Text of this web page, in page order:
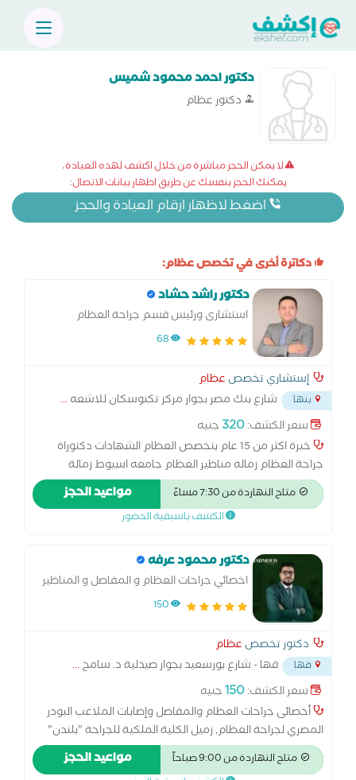
دكتور احمد محمود شميس
دكتور عظام
لا يمكن الحجز مباشرة من خلال اكشف لهذه العيادة،
يمكنك الحجز بنفسك عن طريق اظهار بيانات الاتصال:
اضغط لاظهار ارقام العيادة والحجز
دكاترة أخرى في تخصص عظام:
دكتور راشد حشاد
استشارى ورئيس قسم جراحة العظام
والمناظير والمفاصل
68
إستشاري تخصص عظام
بنها شارع بنك مصر بجوار مركز تكنوسكان للاشعه...
سعر الكشف:320 جنيه
خبرة اكثر من 15 عام بتخصص العظام الشهادات دكتوراة
جراحة العظام زماله مناظير العظام جامعه اسيوط زمالة
المناظير والمفاصل ريجنسيورج المانيا زماله جراحه عظام
الاطفال الهند زماله جراحه عظام الاطفال معهد شلل الاطفال
متاح النهاردة من 7:30 مساءً مواعيد الحجز
الكشف باسبقية الحضور
دكتور محمود عرفه
اخصائي جراحات العظام و المفاصل و المناظير
150
دكتور تخصص عظام
قها قها - شارع بورسعيد بجوار صيدلية د. سامح...
سعر الكشف:150جنيه
أخصائى جراحات العظام والمفاصل وإصابات الملاعب البودر
المصري لجراحة العظام, زميل الكلية الملكية للجراحة "بلندن"
انجلترا, ماجيستير الطب الرياضي بالقوات المسلحة بالأكاديمية
الطبية العسكرية
متاح النهاردة من 9:00 صباحاً مواعيد الحجز